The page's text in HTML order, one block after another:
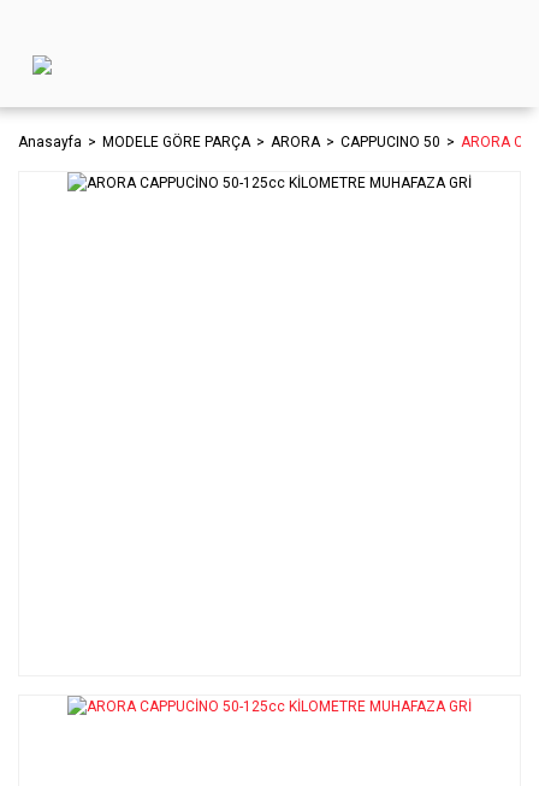
Anasayfa MODELE GÖRE PARÇA ARORA CAPPUCINO 50 ARORA